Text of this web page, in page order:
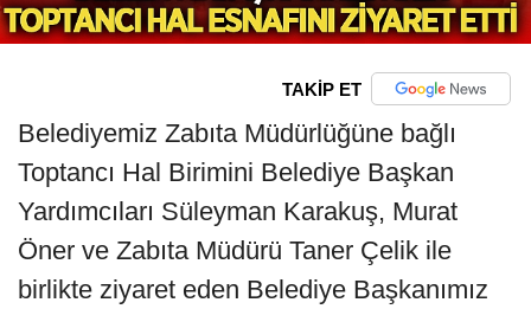
TAKİP ET
Belediyemiz Zabıta Müdürlüğüne bağlı
Toptancı Hal Birimini Belediye Başkan
Yardımcıları Süleyman Karakuş, Murat
Öner ve Zabıta Müdürü Taner Çelik ile
birlikte ziyaret eden Belediye Başkanımız